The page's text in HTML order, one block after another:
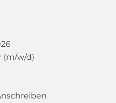
(m/w/d)